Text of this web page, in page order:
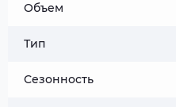
Объем
Тип
Сезонность